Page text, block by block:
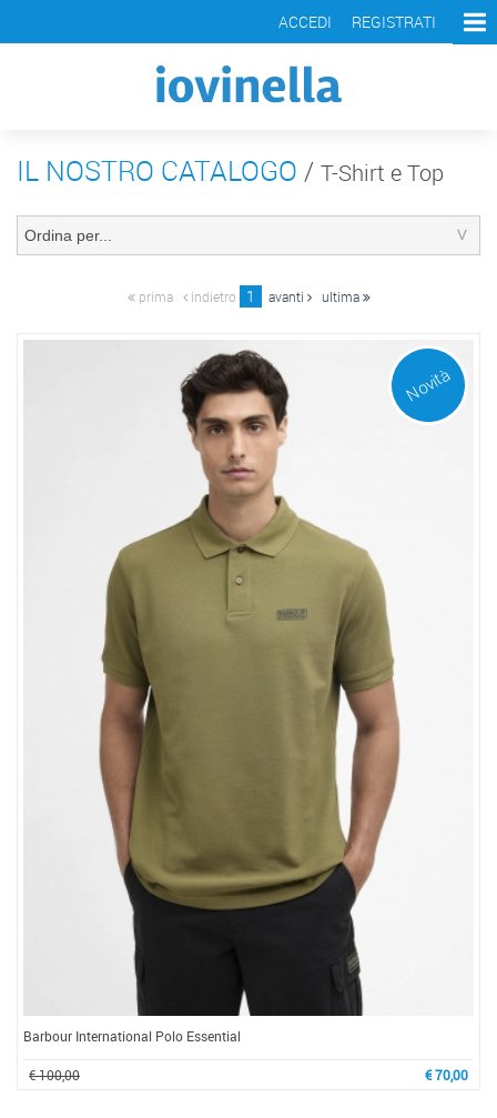
ACCEDI REGISTRATI
IL NOSTRO CATALOGO / T-Shirt e Top
prima indietro 1 avanti ultima
Novità
Barbour International Polo Essential
€ 100,00 € 70,00